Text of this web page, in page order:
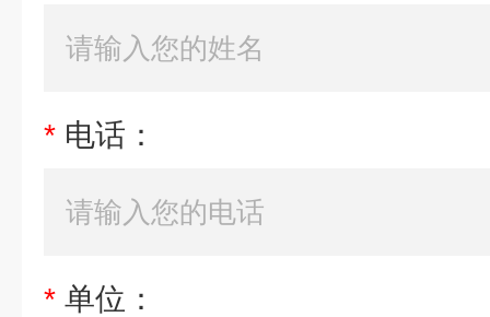
* 电话：
* 单位：